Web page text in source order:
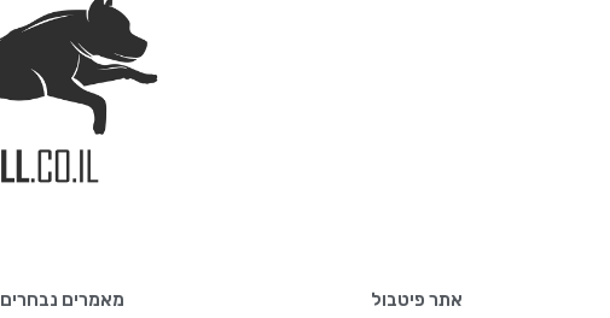
אתר פיטבול מאמרים נבחרים